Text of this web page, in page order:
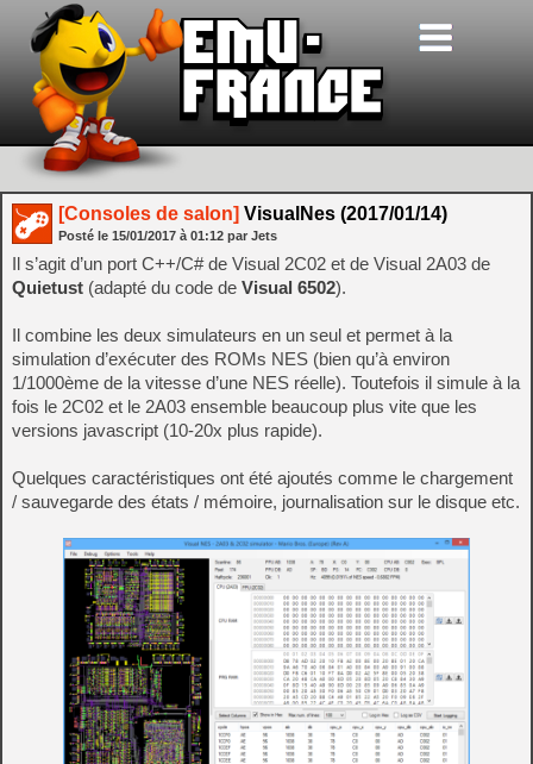
[Consoles de salon] VisualNes (2017/01/14)
Posté le 15/01/2017 à 01:12 par Jets
Il s’agit d’un port C++/C# de Visual 2C02 et de Visual 2A03 de
Quietust (adapté du code de Visual 6502).
Il combine les deux simulateurs en un seul et permet à la
simulation d’exécuter des ROMs NES (bien qu’à environ
1/1000ème de la vitesse d’une NES réelle). Toutefois il simule à la
fois le 2C02 et le 2A03 ensemble beaucoup plus vite que les
versions javascript (10-20x plus rapide).
Quelques caractéristiques ont été ajoutés comme le chargement
/ sauvegarde des états / mémoire, journalisation sur le disque etc.